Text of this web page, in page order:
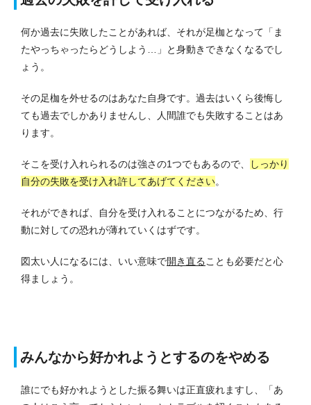
何か過去に失敗したことがあれば、それが足枷となって「ま
たやっちゃったらどうしよう…」と身動きできなくなるでし
ょう。
その足枷を外せるのはあなた自身です。 過去はいくら後悔し
ても過去でしかありませんし、人間誰でも失敗することはあ
ります。
そこを受け入れられるのは強さの1つでもあるので、
しっかり
自分の失敗を受け入れ許してあげてください。
それができれば、自分を受け入れることにつながるため、行
動に対しての恐れが薄れていくはずです。
図太い人になるには、いい意味で開き直ることも必要だと心
得ましょう。
みんなから好かれようとするのをやめる
誰にでも好かれようとした振る舞いは正直疲れますし、「あ